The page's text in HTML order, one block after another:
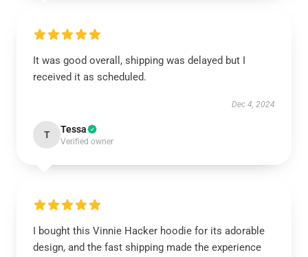
It was good overall, shipping was delayed but I
received it as scheduled.
Dec 4, 2024
T Tessa
Verified owner
I bought this Vinnie Hacker hoodie for its adorable
design, and the fast shipping made the experience